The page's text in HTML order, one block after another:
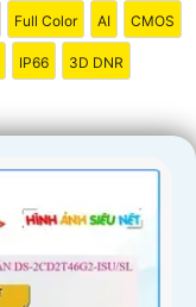
Full Color AI CMOS
IP66 3D DNR